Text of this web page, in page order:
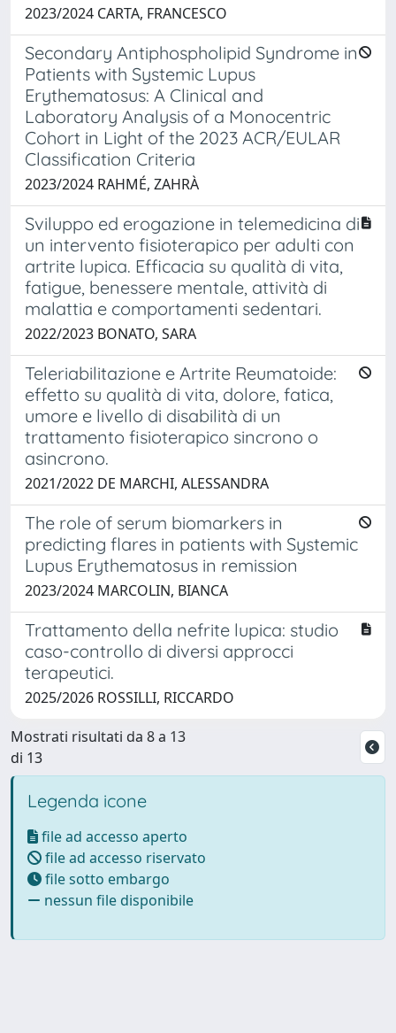
2023/2024 CARTA, FRANCESCO
Secondary Antiphospholipid Syndrome in
Patients with Systemic Lupus
Erythematosus: A Clinical and
Laboratory Analysis of a Monocentric
Cohort in Light of the 2023 ACR/EULAR
Classification Criteria
2023/2024 RAHMÉ, ZAHRÀ
Sviluppo ed erogazione in telemedicina di
un intervento fisioterapico per adulti con
artrite lupica. Efficacia su qualità di vita,
fatigue, benessere mentale, attività di
malattia e comportamenti sedentari.
2022/2023 BONATO, SARA
Teleriabilitazione e Artrite Reumatoide:
effetto su qualità di vita, dolore, fatica,
umore e livello di disabilità di un
trattamento fisioterapico sincrono o
asincrono.
2021/2022 DE MARCHI, ALESSANDRA
The role of serum biomarkers in
predicting flares in patients with Systemic
Lupus Erythematosus in remission
2023/2024 MARCOLIN, BIANCA
Trattamento della nefrite lupica: studio
caso-controllo di diversi approcci
terapeutici.
2025/2026 ROSSILLI, RICCARDO
Mostrati risultati da 8 a 13
di 13
Legenda icone
file ad accesso aperto
file ad accesso riservato
file sotto embargo
nessun file disponibile